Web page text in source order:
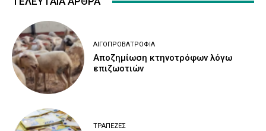
ΑΙΓΟΠΡΟΒΑΤΡΟΦΊΑ
Αποζημίωση κτηνοτρόφων λόγω
επιζωοτιών
ΤΡΆΠΕΖΕΣ